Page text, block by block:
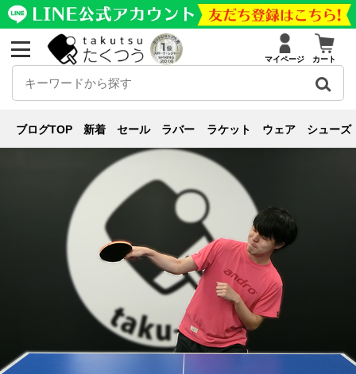
マイページ カート
ブログTOP 新着 セール ラバー ラケット ウェア シューズ
スタッフブログ
くて困ってませんか？